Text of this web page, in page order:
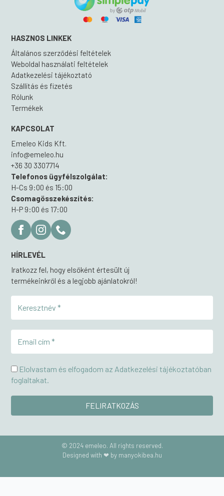
HASZNOS LINKEK
Általános szerződési feltételek
Weboldal használati feltételek
Adatkezelési tájékoztató
Szállítás és fizetés
Rólunk
Termékek
KAPCSOLAT
Emeleo Kids Kft.
info@emeleo.hu
+36 30 3307714
Telefonos ügyfélszolgálat:
H-Cs 9:00 és 15:00
Csomagösszekészítés:
H-P 9:00 és 17:00
HÍRLEVÉL
Iratkozz fel, hogy elsőként értesült új
termékeinkről és a legjobb ajánlatokról!
Elolvastam és elfogadom az Adatkezelési tájékoztatóban
foglaltakat.
© 2024 emeleo. All rights reserved.
Designed with ❤ by manyokibea.hu